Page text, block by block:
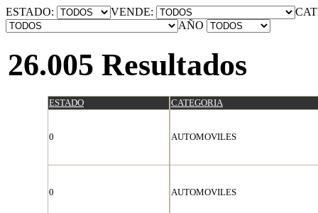
ESTADO: VENDE:
AÑO
26.005 Resultados
ESTADO CATEGORIA
0 AUTOMOVILES
0 AUTOMOVILES